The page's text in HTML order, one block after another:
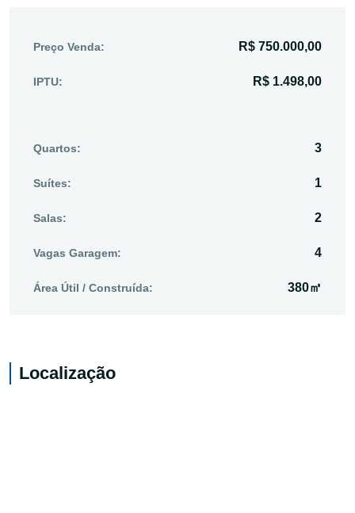
Preço Venda: R$ 750.000,00
IPTU: R$ 1.498,00
Quartos: 3
Suítes: 1
Salas: 2
Vagas Garagem: 4
Área Útil / Construída: 380㎡
Localização